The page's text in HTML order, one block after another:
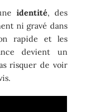
identité, des
ni gravé dans
rapide et les
devient un
risquer de voir